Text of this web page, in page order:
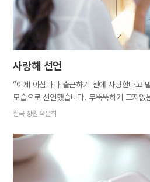
사랑해 선언
“이제 아침마다 출근하기 전에 사랑한다고
모습으로 선언했습니다. 무뚝뚝하기 그지없
저와 딸은 당황했습니다. “뭐야, 우리가 뭐
너무 안 한 것 같아 이제라도 해보려고 한다
돌아보았습니다. 신혼 때는 인사도 잘하고
오랜 시간을 함께하다 보니 저도 일상에 젖
인사나 관심 표현에 소홀해졌습니다. 반면
한국 창원 옥은희